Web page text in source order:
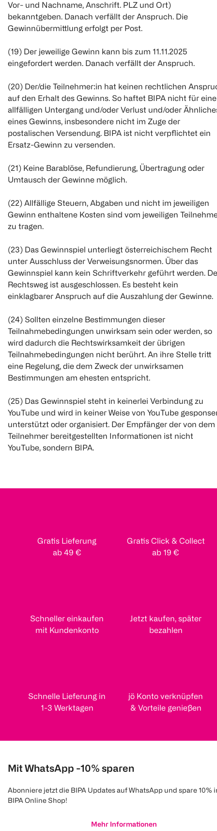
Vor- und Nachname, Anschrift. PLZ und Ort)
bekanntgeben. Danach verfällt der Anspruch. Die
Gewinnübermittlung erfolgt per Post.
(19) Der jeweilige Gewinn kann bis zum 11.11.2025
eingefordert werden. Danach verfällt der Anspruch.
(20) Der/die Teilnehmer:in hat keinen rechtlichen
auf den Erhalt des Gewinns. So haftet BIPA nicht für
allfälligen Untergang und/oder Verlust und/oder
eines Gewinns, insbesondere nicht im Zuge der
postalischen Versendung. BIPA ist nicht verpflichtet ein
Ersatz-Gewinn zu versenden.
(21) Keine Barablöse, Refundierung, Übertragung oder
Umtausch der Gewinne möglich.
(22) Allfällige Steuern, Abgaben und nicht im jeweiligen
Gewinn enthaltene Kosten sind vom jeweiligen
zu tragen.
(23) Das Gewinnspiel unterliegt österreichischem Recht
unter Ausschluss der Verweisungsnormen. Über das
Gewinnspiel kann kein Schriftverkehr geführt werden.
Rechtsweg ist ausgeschlossen. Es besteht kein
einklagbarer Anspruch auf die Auszahlung der Gewinne.
(24) Sollten einzelne Bestimmungen dieser
Teilnahmebedingungen unwirksam sein oder werden, so
wird dadurch die Rechtswirksamkeit der übrigen
Teilnahmebedingungen nicht berührt. An ihre Stelle tritt
eine Regelung, die dem Zweck der unwirksamen
Bestimmungen am ehesten entspricht.
(25) Das Gewinnspiel steht in keinerlei Verbindung zu
YouTube und wird in keiner Weise von YouTube
unterstützt oder organisiert. Der Empfänger der von dem
Teilnehmer bereitgestellten Informationen ist nicht
YouTube, sondern BIPA.
Gratis Lieferung
ab 49 €
Gratis Click & Collect
ab 19 €
Schneller einkaufen
mit Kundenkonto
Jetzt kaufen, später
bezahlen
Schnelle Lieferung in
1-3 Werktagen
jö Konto verknüpfen
& Vorteile genießen
Mit WhatsApp -10% sparen
Abonniere jetzt die BIPA Updates auf WhatsApp und spare 10%
BIPA Online Shop!
Mehr Informationen